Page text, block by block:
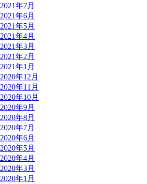
2021年7月
2021年6月
2021年5月
2021年4月
2021年3月
2021年2月
2021年1月
2020年12月
2020年11月
2020年10月
2020年9月
2020年8月
2020年7月
2020年6月
2020年5月
2020年4月
2020年3月
2020年1月